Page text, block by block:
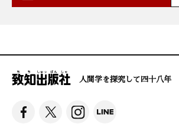
人間学を探究して四十八年